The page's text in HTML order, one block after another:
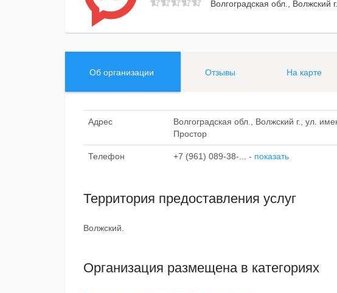
Волгоградская обл.,
Об организации Отзывы На карте
Адрес
Волгоградская обл., Волжский г., ул.
Простор
Телефон +7 (961) 089-38-... - показать
Территория предоставления услуг
Волжский.
Организация размещена в категориях